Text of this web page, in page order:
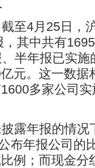
至4月25日，
其中共有
半年报已实施
元。这一数据
多家公司
露年报的情况
布年报公司的
例；而现金分